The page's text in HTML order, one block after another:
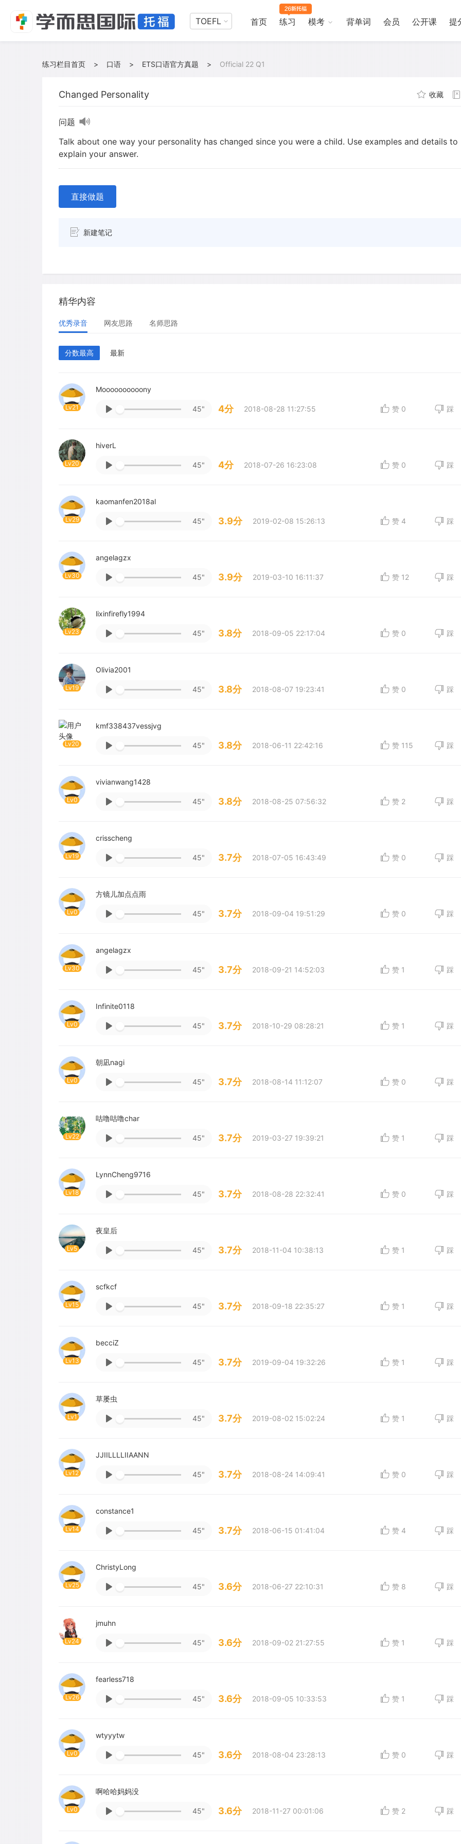
TOEFL 首页 练习 模考 背单词 会员 公开课 提
练习栏目首页 > 口语 > ETS口语官方真题 > Official 22 Q1
Changed Personality 收藏
问题
Talk about one way your personality has changed since you were a child. Use examples and details to
explain your answer.
直接做题
新建笔记
精华内容
优秀录音 网友思路 名师思路
分数最高 最新
Lv21
Moooooooooony
45" 4分 2018-08-28 11:27:55 赞 0 踩
Lv20
hiverL
45" 4分 2018-07-26 16:23:08 赞 0 踩
Lv29
kaomanfen2018al
45" 3.9分 2019-02-08 15:26:13 赞 4 踩
Lv30
angelagzx
45" 3.9分 2019-03-10 16:11:37 赞 12 踩
Lv23
lixinfirefly1994
45" 3.8分 2018-09-05 22:17:04 赞 0 踩
Lv19
Olivia2001
45" 3.8分 2018-08-07 19:23:41 赞 0 踩
Lv20
kmf338437vessjvg
45" 3.8分 2018-06-11 22:42:16 赞 115 踩
Lv0
vivianwang1428
45" 3.8分 2018-08-25 07:56:32 赞 2 踩
Lv19
crisscheng
45" 3.7分 2018-07-05 16:43:49 赞 0 踩
Lv0
方镜儿加点点雨
45" 3.7分 2018-09-04 19:51:29 赞 0 踩
Lv30
angelagzx
45" 3.7分 2018-09-21 14:52:03 赞 1 踩
Lv0
Infinite0118
45" 3.7分 2018-10-29 08:28:21 赞 1 踩
Lv0
朝凪nagi
45" 3.7分 2018-08-14 11:12:07 赞 0 踩
Lv22
咕噜咕噜char
45" 3.7分 2019-03-27 19:39:21 赞 1 踩
Lv18
LynnCheng9716
45" 3.7分 2018-08-28 22:32:41 赞 0 踩
Lv5
夜皇后
45" 3.7分 2018-11-04 10:38:13 赞 1 踩
Lv15
scfkcf
45" 3.7分 2018-09-18 22:35:27 赞 1 踩
Lv13
becciZ
45" 3.7分 2019-09-04 19:32:26 赞 1 踩
Lv1
草屡虫
45" 3.7分 2019-08-02 15:02:24 赞 1 踩
Lv12
JJIILLLLIIAANN
45" 3.7分 2018-08-24 14:09:41 赞 0 踩
Lv14
constance1
45" 3.7分 2018-06-15 01:41:04 赞 4 踩
Lv25
ChristyLong
45" 3.6分 2018-06-27 22:10:31 赞 8 踩
Lv24
jmuhn
45" 3.6分 2018-09-02 21:27:55 赞 1 踩
Lv26
fearless718
45" 3.6分 2018-09-05 10:33:53 赞 1 踩
Lv0
wtyyytw
45" 3.6分 2018-08-04 23:28:13 赞 0 踩
Lv0
啊哈哈妈妈没
45" 3.6分 2018-11-27 00:01:06 赞 2 踩